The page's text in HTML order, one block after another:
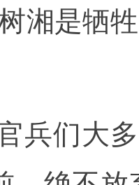
湘是牺
兵们大